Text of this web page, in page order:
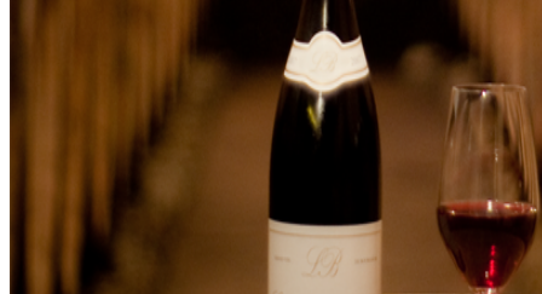
酒具周边
投资收藏
留学教育
名庄
品鉴专栏
美食
品种
年份
酒具周边
投资收藏
留学教育